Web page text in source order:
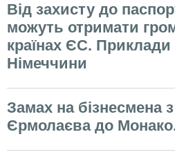
Від захисту до
можуть отримати
країнах ЄС. Приклади
Німеччини
Замах на бізнесмена
Єрмолаєва до Монако.